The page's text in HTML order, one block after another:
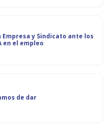
Empresa y Sindicato ante los
en el empleo
de dar